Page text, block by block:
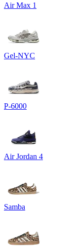
Air Max 1
Gel-NYC
P-6000
Air Jordan 4
Samba